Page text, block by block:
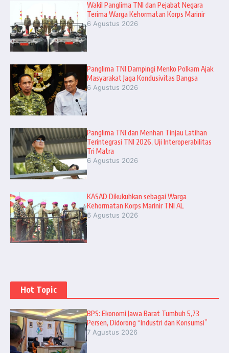
Wakil Panglima TNI dan Pejabat Negara
Terima Warga Kehormatan Korps Marinir
6 Agustus 2026
Panglima TNI Dampingi Menko Polkam Ajak
Masyarakat Jaga Kondusivitas Bangsa
6 Agustus 2026
Panglima TNI dan Menhan Tinjau Latihan
Terintegrasi TNI 2026, Uji Interoperabilitas
Tri Matra
6 Agustus 2026
KASAD Dikukuhkan sebagai Warga
Kehormatan Korps Marinir TNI AL
6 Agustus 2026
Hot Topic
BPS: Ekonomi Jawa Barat Tumbuh 5,73
Persen, Didorong “Industri dan Konsumsi”
7 Agustus 2026